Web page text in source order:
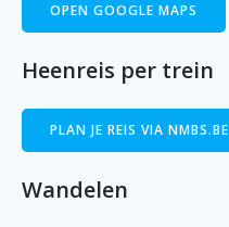
OPEN GOOGLE MAPS
Heenreis per trein
PLAN JE REIS VIA NMBS.BE
Wandelen